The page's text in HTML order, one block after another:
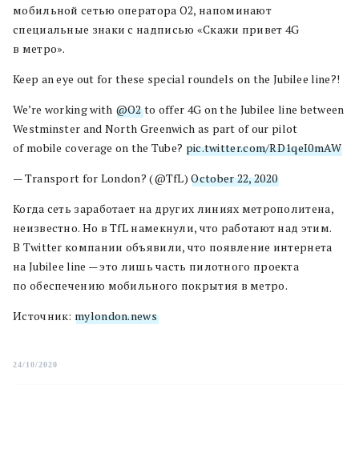
мобильной сетью оператора О2, напоминают
специальные знаки с надписью «Скажи привет 4G
в метро».
Keep an eye out for these special roundels on the Jubilee line?!
We’re working with @O2to offer 4G on the Jubilee line between
Westminster and North Greenwich as part of our pilot
of mobile coverage on the Tube? pic.twitter.com/RD1qeI0mAW
— Transport for London? (@TfL)October 22, 2020
Когда сеть заработает на других линиях метрополитена,
неизвестно. Но в TfL намекнули, что работают над этим.
В Twitter компании объявили, что появление интернета
на Jubileeline — это лишь часть пилотного проекта
по обеспечению мобильного покрытия в метро.
Источник: mylondon.news
24/10/2020